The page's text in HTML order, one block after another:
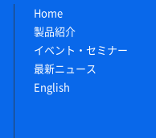
Home
製品紹介
イベント・セミナー
最新ニュース
English